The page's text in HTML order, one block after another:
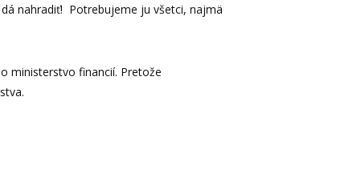
nahradiť! Potrebujeme ju všetci, najmä
ministerstvo financií. Pretože